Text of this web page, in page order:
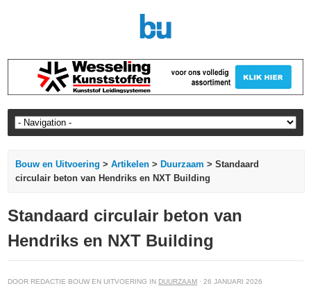
Bouw en Uitvoering >Artikelen > Duurzaam > Standaard
circulair beton van Hendriks en NXT Building
Standaard circulair beton van
Hendriks en NXT Building
DOOR REDACTIE BOUW EN UITVOERING IN DUURZAAM · 26 JANUARI 2026